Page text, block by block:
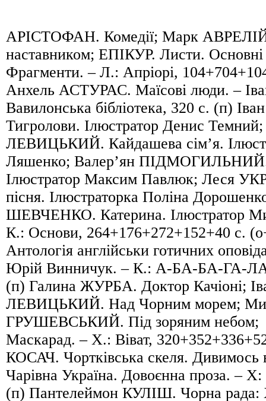
АРІСТОФАН. Комедії; Марк
наставником; ЕПІКУР. Листи.
Фрагменти. – Л.: Апріорі,
Анхель АСТУРАС. Маїсові люди. –
Вавилонська бібліотека, 320 с. (п)
Тигролови. Ілюстратор Денис
ЛЕВИЦЬКИЙ. Кайдашева сім’я.
Ляшенко; Валер’ян
Ілюстратор Максим Павлюк; Леся
пісня. Ілюстраторка Поліна
ШЕВЧЕНКО. Катерина. Ілюстратор
К.: Основи, 264+176+272+152+40 с.
Антологія англійськи готичних
Юрій Винничук. – К.: А-БА-БА-ГА-
(п) Галина ЖУРБА. Доктор Качіоні;
ЛЕВИЦЬКИЙ. Над Чорним морем;
ГРУШЕВСЬКИЙ. Під зоряним
Маскарад. – Х.: Віват,
КОСАЧ. Чортківська скеля. Дивимось
Чарівна Україна. Довоєнна проза. –
(п) Пантелеймон КУЛІШ. Чорна рада: